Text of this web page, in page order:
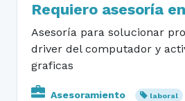
Requiero asesoría
Asesoría para solucionar
driver del computador y
graficas
Asesoramiento laboral